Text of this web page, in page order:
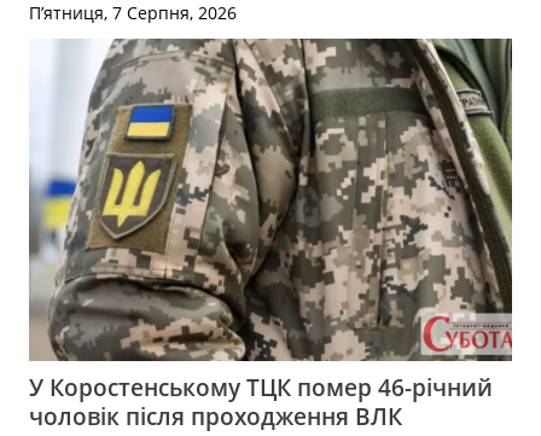
П’ятниця, 7 Серпня, 2026
У Коростенському ТЦК помер 46-річний
чоловік після проходження ВЛК